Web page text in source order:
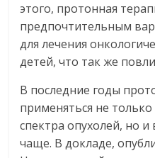
этого, протонная
предпочтительным
для лечения
детей, что так же
В последние годы
применяться не
спектра опухолей, но
чаще. В докладе,